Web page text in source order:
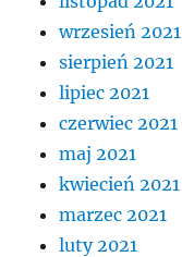
wrzesień 2021
sierpień 2021
lipiec 2021
czerwiec 2021
maj 2021
kwiecień 2021
marzec 2021
luty 2021